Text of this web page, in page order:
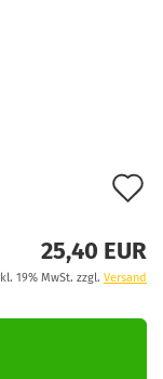
25,40 EUR
19% MwSt. zzgl. Versand